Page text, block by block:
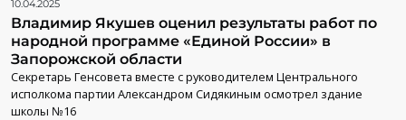
10.04.2025
Владимир Якушев оценил результаты работ по
народной программе «Единой России» в
Запорожской области
Секретарь Генсовета вместе с руководителем Центрального
исполкома партии Александром Сидякиным осмотрел здание
школы №16